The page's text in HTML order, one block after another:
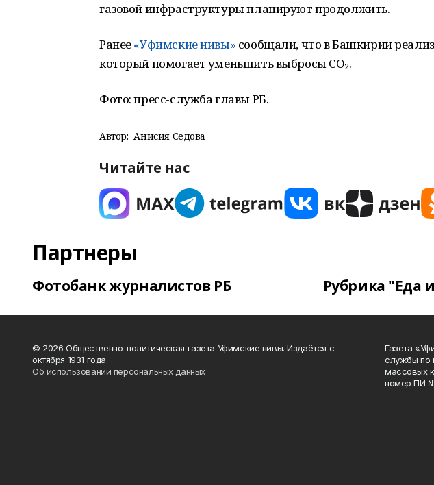
газовой инфраструктуры планируют продолжить.
Ранее«Уфимские нивы» сообщали, что в Башкирии
который помогает уменьшить выбросы CO₂.
Фото: пресс-служба главы РБ.
Автор: Анисия Седова
Читайте нас
Партнеры
Фотобанк журналистов РБ Рубрика "Еда
© 2026 Общественно-политическая газета Уфимские нивы. Издаётся с
октября 1931 года
Об использовании персональных данных
Газета
службы по
массовых
номер ПИ №